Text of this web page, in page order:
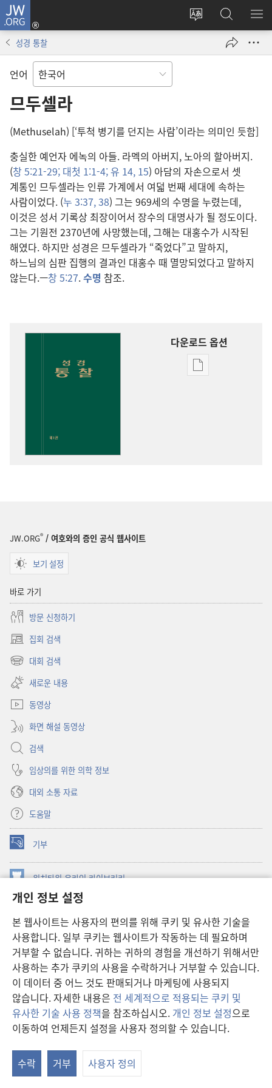
개인 정보 설정
본 웹사이트는 사용자의 편의를 위해 쿠키 및 유사한 기술을
사용합니다. 일부 쿠키는 웹사이트가 작동하는 데 필요하며
거부할 수 없습니다. 귀하는 귀하의 경험을 개선하기 위해서만
사용하는 추가 쿠키의 사용을 수락하거나 거부할 수 있습니다.
이 데이터 중 어느 것도 판매되거나 마케팅에 사용되지
않습니다. 자세한 내용은 전 세계적으로 적용되는 쿠키 및
유사한 기술 사용 정책을 참조하십시오. 개인 정보 설정으로
이동하여 언제든지 설정을 사용자 정의할 수 있습니다.
수락 거부 사용자 정의
JW.ORG
사이트
변경
로그인
(새로운
열기)
JW.ORG
검색
메
성경 통찰
언어
므두셀라
(Methuselah) [‘투척 병기를 던지는 사람’이라는 의미인 듯함]
충실한 예언자 에녹의 아들. 라멕의 아버지, 노아의 할아버지.
(창 5:21-29; 대첫 1:1-4;유 14, 15) 아담의 자손으로서 셋
계통인 므두셀라는 인류 가계에서 여덟 번째 세대에 속하는
사람이었다. (누 3:37, 38) 그는 969세의 수명을 누렸는데,
이것은 성서 기록상 최장이어서 장수의 대명사가 될 정도이다.
그는 기원전 2370년에 사망했는데, 그해는 대홍수가 시작된
해였다. 하지만 성경은 므두셀라가 “죽었다”고 말하지,
하느님의 심판 집행의 결과인 대홍수 때 멸망되었다고 말하지
않는다.—창 5:27.수명 참조.
다운로드 옵션
출판물
JW.ORG® / 여호와의 증인 공식 웹사이트
보기 설정
바로 가기
방문 신청하기
집회 검색
(새로운
창
대회 검색
(새로운
창
열기)
새로운 내용
동영상
화면 해설 동영상
검색
임상의를 위한 의학 정보
대외 소통 자료
도움말
기부
(새로운
창
열기) 워치타워 온라인 라이브러리
창
JW Hub ®
창
열기) JW 라이브러리
워치타워 라이브러리
Copyright© 2026 Watch Tower Bible and Tract Society of Pennsylvania.
이용 약관| 개인 정보 보호 정책| 개인 정보 보호 설정